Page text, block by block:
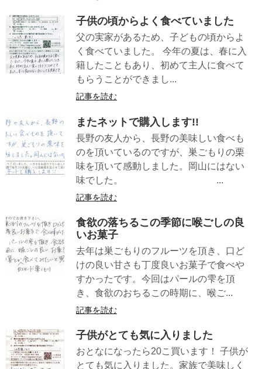
子供の頃からよく食べていました
父の実家があるため、子どもの頃からよ
く食べていました。 今年の夏は、春に入
籍したこともあり、初めて主人に食べて
もらうことができまし...
記事を読む
またネットで購入します!!
長野の友人から、長野の美味しい食べも
のを頂いているのですが、巣ごもりの栗
味を頂いて感動しました。岡山にはない
味でした。 ...
記事を読む
食欲の落ちるこの季節に喉ごしの良
いお菓子
去年は巣ごもりのフルーツを頂き、口ど
けの良い甘さも丁度良いお菓子で食べや
すかったです。今回はパールの雫を頂
き、食欲のおちるこの時期に、喉ご...
記事を読む
子供がとても気に入りました
おとなになったら20こ買います！ 子供が
とても気に入りました。家族で美味しく